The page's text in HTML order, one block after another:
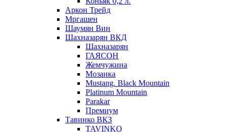
Аркон Трейд
Мргашен
Шаумян Вин
Шахназарян ВКД
Шахназарян
ГАЯСОН
Жемчужина
Мозаика
Mustang. Black Mountain
Platinum Mountain
Parakar
Премиум
Тавинко ВКЗ
TAVINKO